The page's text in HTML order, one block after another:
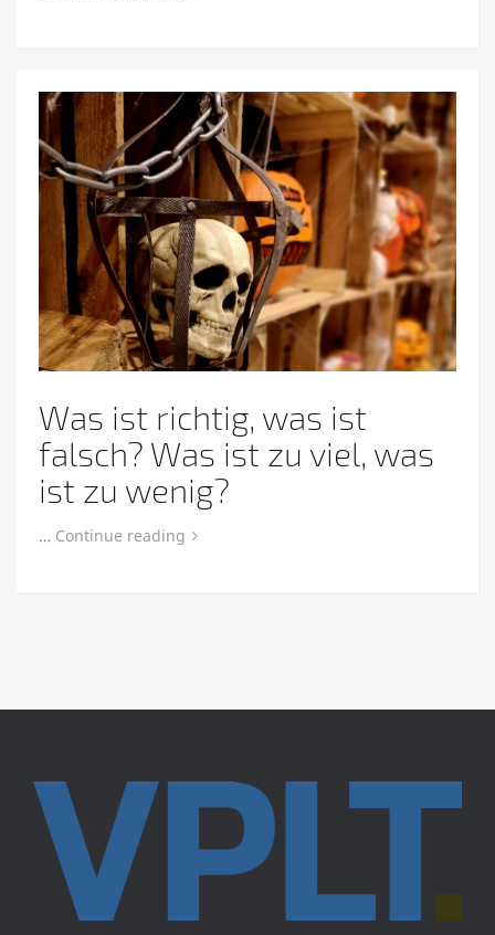
Was ist richtig, was ist
falsch? Was ist zu viel, was
ist zu wenig?
… Continue reading